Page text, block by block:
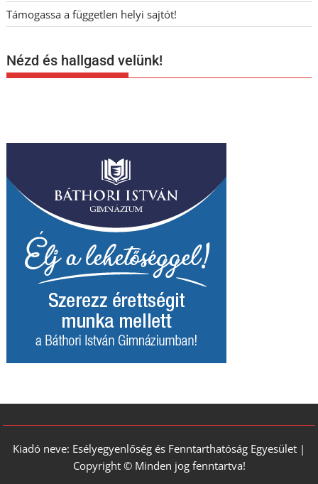
Támogassa a független helyi sajtót!
Nézd és hallgasd velünk!
Kiadó neve: Esélyegyenlőség és Fenntarthatóság Egyesület |
Copyright © Minden jog fenntartva!